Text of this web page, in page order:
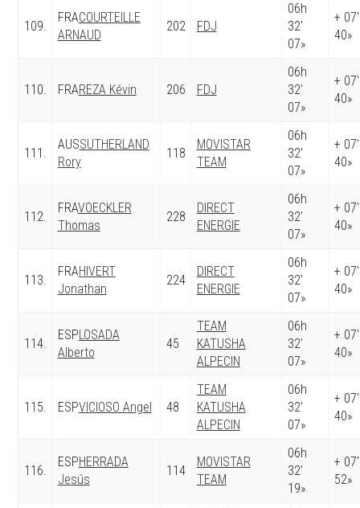
109.
FRACOURTEILLE
ARNAUD
202 FDJ
06h
32′
07»
+ 07′
40»
110. FRAREZA Kévin 206 FDJ
06h
32′
07»
+ 07′
40»
111.
AUSSUTHERLAND
Rory
118
MOVISTAR
TEAM
06h
32′
07»
+ 07′
40»
112.
FRAVOECKLER
Thomas
228
DIRECT
ENERGIE
06h
32′
07»
+ 07′
40»
113.
FRAHIVERT
Jonathan
224
DIRECT
ENERGIE
06h
32′
07»
+ 07′
40»
114.
ESPLOSADA
Alberto
45
TEAM
KATUSHA
ALPECIN
06h
32′
07»
+ 07′
40»
115. ESPVICIOSO Angel 48
TEAM
KATUSHA
ALPECIN
06h
32′
07»
+ 07′
40»
116.
ESPHERRADA
Jesús
114
MOVISTAR
TEAM
06h
32′
19»
+ 07′
52»